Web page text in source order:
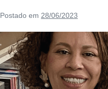
Postado em 28/06/2023